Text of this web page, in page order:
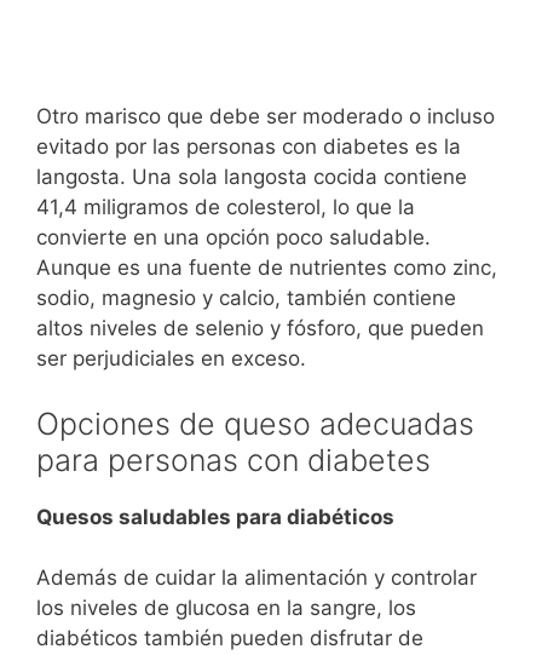
Otro marisco que debe ser moderado o incluso
evitado por las personas con diabetes es la
langosta. Una sola langosta cocida contiene
41,4 miligramos de colesterol, lo que la
convierte en una opción poco saludable.
Aunque es una fuente de nutrientes como zinc,
sodio, magnesio y calcio, también contiene
altos niveles de selenio y fósforo, que pueden
ser perjudiciales en exceso.
Opciones de queso adecuadas
para personas con diabetes
Quesos saludables para diabéticos
Además de cuidar la alimentación y controlar
los niveles de glucosa en la sangre, los
diabéticos también pueden disfrutar de